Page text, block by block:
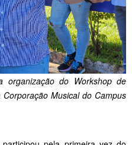
organização do Workshop de
Musical do Campus